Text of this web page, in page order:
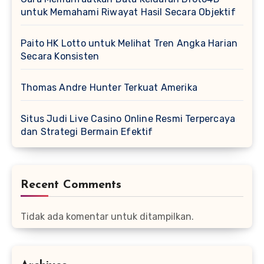
untuk Memahami Riwayat Hasil Secara Objektif
Paito HK Lotto untuk Melihat Tren Angka Harian
Secara Konsisten
Thomas Andre Hunter Terkuat Amerika
Situs Judi Live Casino Online Resmi Terpercaya
dan Strategi Bermain Efektif
Recent Comments
Tidak ada komentar untuk ditampilkan.